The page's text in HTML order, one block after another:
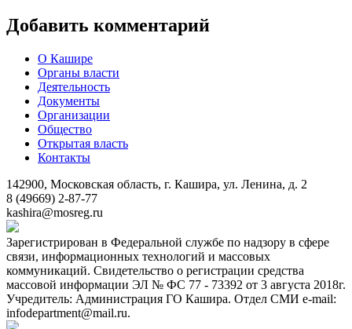
Добавить комментарий
О Кашире
Органы власти
Деятельность
Документы
Организации
Общество
Открытая власть
Контакты
142900, Московская область, г. Кашира, ул. Ленина, д. 2
8 (49669) 2-87-77
kashira@mosreg.ru
Зарегистрирован в Федеральной службе по надзору в сфере
связи, информационных технологий и массовых
коммуникаций. Свидетельство о регистрации средства
массовой информации ЭЛ № ФС 77 - 73392 от 3 августа 2018г.
Учредитель: Администрация ГО Кашира. Отдел СМИ e-mail:
infodepartment@mail.ru.